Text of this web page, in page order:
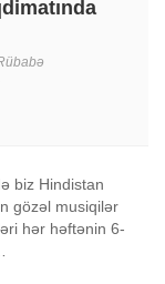
biz Hindistan
gözəl musiqilər
hər həftənin 6-